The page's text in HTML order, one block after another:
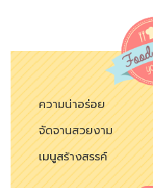
ความน่าอร่อย
จัดจานสวยงาม
เมนูสร้างสรรค์